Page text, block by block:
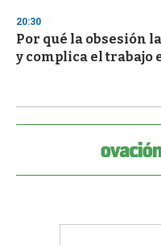
20:30
Por qué la obsesión
y complica el trabajo